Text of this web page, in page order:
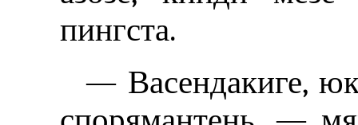
пингста.
— Васендакиге,